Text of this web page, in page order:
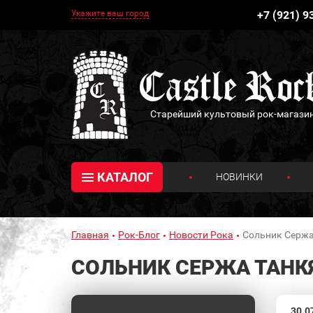
Укажите ваш город +7 (921)
Старейший культовый рок-
КАТАЛОГ НОВИНКИ
Главная Рок-Блог Новости Рока Сольник
СОЛЬНИК СЕРЖА